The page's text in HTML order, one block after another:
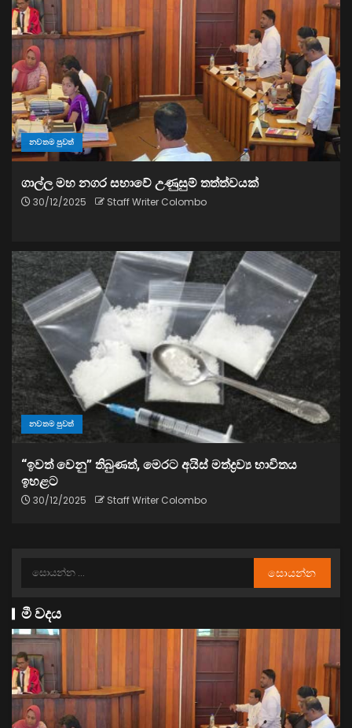
නවතම පුවත්
ගාල්ල මහ නගර සභාවේ උණුසුම් තත්ත්වයක්
30/12/2025 Staff Writer Colombo
නවතම පුවත්
“ඉවත් වෙනු” තිබුණත්, මෙරට අයිස් මත්ද්‍රව්‍ය භාවිතය
ඉහළට
30/12/2025 Staff Writer Colombo
මී වදය